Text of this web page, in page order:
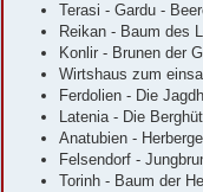
Terasi - Gardu -
Reikan - Baum des
Konlir - Brunen der
Wirtshaus zum
Ferdolien - Die
Latenia - Die
Anatubien -
Felsendorf -
Torinh - Baum der